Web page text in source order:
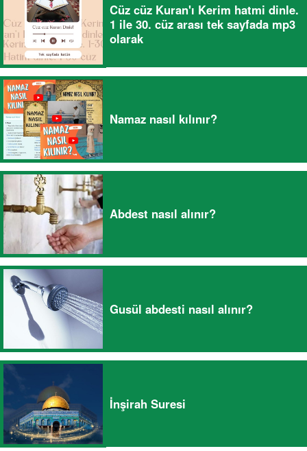
Cüz cüz Kuran'ı Kerim hatmi dinle.
1 ile 30. cüz arası tek sayfada mp3
olarak
Namaz nasıl kılınır?
Abdest nasıl alınır?
Gusül abdesti nasıl alınır?
İnşirah Suresi